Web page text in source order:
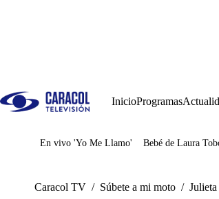
InicioProgramas
Juegos
En vivo 'Yo Me Llamo' Bebé de Laura
Caracol TV / Súbete a mi moto /